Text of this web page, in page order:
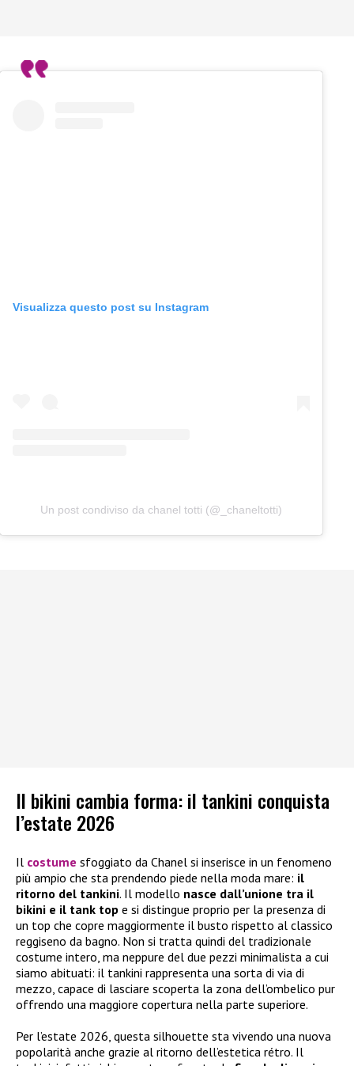
Visualizza questo post su Instagram
Un post condiviso da chanel totti (@_chaneltotti)
Il bikini cambia forma: il tankini conquista
l’estate 2026
Il costume sfoggiato da Chanel si inserisce in un fenomeno
più ampio che sta prendendo piede nella moda mare: il
ritorno del tankini. Il modello nasce dall’unione tra il
bikini e il tank top e si distingue proprio per la presenza di
un top che copre maggiormente il busto rispetto al classico
reggiseno da bagno. Non si tratta quindi del tradizionale
costume intero, ma neppure del due pezzi minimalista a cui
siamo abituati: il tankini rappresenta una sorta di via di
mezzo, capace di lasciare scoperta la zona dell’ombelico pur
offrendo una maggiore copertura nella parte superiore.
Per l’estate 2026, questa silhouette sta vivendo una nuova
popolarità anche grazie al ritorno dell’estetica rétro. Il